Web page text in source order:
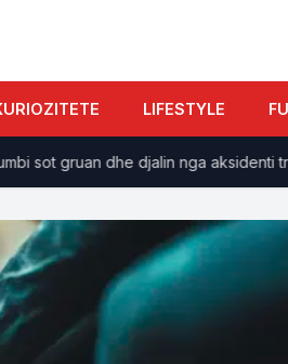
LIFESTYLE
gruan dhe djalin nga aksidenti